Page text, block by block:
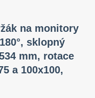
na monitory
sklopný
mm, rotace
a 100x100,